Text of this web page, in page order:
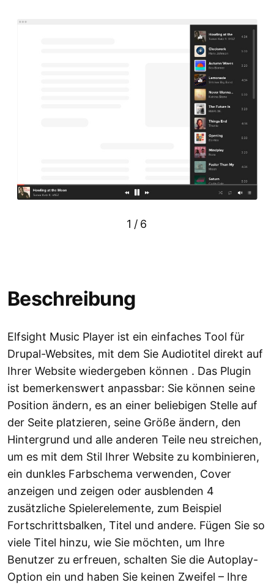
1 / 6
Beschreibung
Elfsight Music Player ist ein einfaches Tool für
Drupal-Websites, mit dem Sie Audiotitel direkt auf
Ihrer Website wiedergeben können . Das Plugin
ist bemerkenswert anpassbar: Sie können seine
Position ändern, es an einer beliebigen Stelle auf
der Seite platzieren, seine Größe ändern, den
Hintergrund und alle anderen Teile neu streichen,
um es mit dem Stil Ihrer Website zu kombinieren,
ein dunkles Farbschema verwenden, Cover
anzeigen und zeigen oder ausblenden 4
zusätzliche Spielerelemente, zum Beispiel
Fortschrittsbalken, Titel und andere. Fügen Sie so
viele Titel hinzu, wie Sie möchten, um Ihre
Benutzer zu erfreuen, schalten Sie die Autoplay-
Option ein und haben Sie keinen Zweifel – Ihre